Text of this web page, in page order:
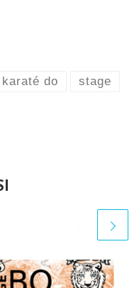
karaté do stage